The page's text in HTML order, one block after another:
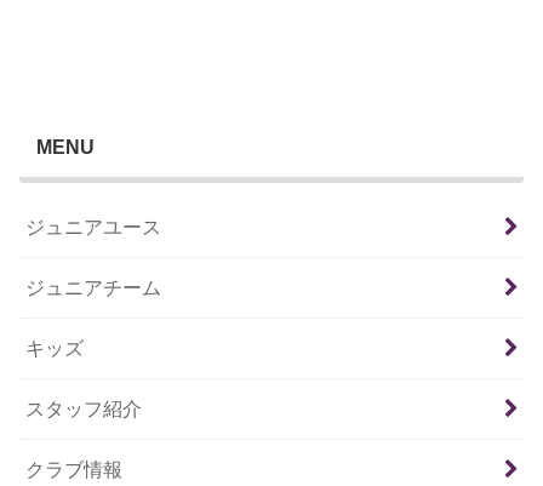
MENU
ジュニアユース
ジュニアチーム
キッズ
スタッフ紹介
クラブ情報